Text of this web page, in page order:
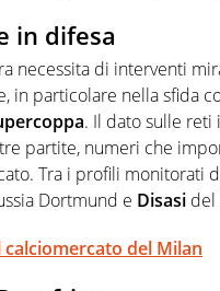
in difesa
necessita di interventi
in particolare nella sfida
. Il dato sulle reti
partite, numeri che
Tra i profili monitorati
Dortmund e Disasi del
del Milan